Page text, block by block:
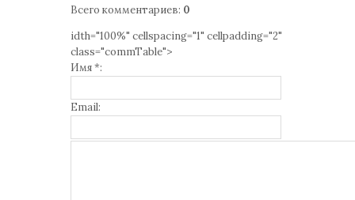
Всего комментариев: 0
idth="100%" cellspacing="1" cellpadding="2"
class="commTable">
Имя *:
Email: